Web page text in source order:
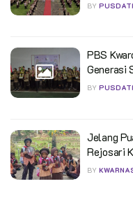
BY
PBS
Generasi
BY
Jelang
Rejosari
BY